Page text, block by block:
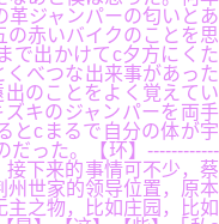
革ジャンパーの匂いとあ
の赤いバイクのことを思
で出かけてc夕方にくた
くべつな出来事があった
のことをよく覚えてい
キのジャンパーを両手
とcまるで自分の体が宇
だった。【环】------------
下来的事情可不少，蔡
世家的领导位置，原本
之物，比如庄园，比如